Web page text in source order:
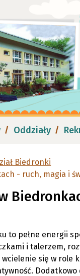
Oddziały
Biedronki
- ruch, magia i
to pełne energii
i talerzem,
się w role